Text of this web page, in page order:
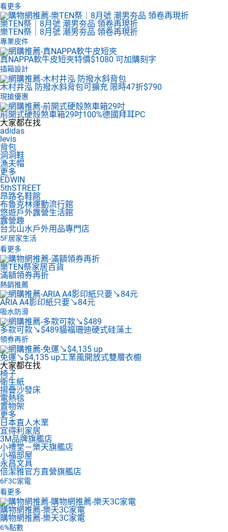
看更多
樂TEN祭｜8月號 潮男夯品 領卷再現折
樂TEN祭｜8月號 潮男夯品 領卷再現折
專業皮件
真NAPPA軟牛皮短夾特價$1080 可加購刻字
插箱設計
木村井泓 防撥水斜背包可擴充 限時47折$790
現搶優惠
前開式硬殼煞車箱29吋100%德國拜耳PC
大家都在找
adidas
levis
背包
洞洞鞋
漁夫帽
更多
EDWIN
5thSTREET
昂路名鞋館
布魯克林運動流行館
悠遊戶外露營生活館
露營趣
台北山水戶外用品專門店
5F居家生活
看更多
樂TEN祭家居百貨
滿額領券再折
熱銷推薦
ARIA A4影印紙只要↘84元
吸水防滑
多款可款↘$489貓福珊迪硬式硅藻土
領券再折
免運↘$4,135 up工業風開放式雙層衣櫥
大家都在找
椅子
衛生紙
摺疊沙發床
電熱毯
置物架
更多
日本直人木業
宜得利家居
3M品牌旗艦店
小禮堂－樂天旗艦店
小福部屋
永昌文具
倍潔雅官方直營旗艦店
6F3C家電
看更多
購物網推薦-樂天3C家電
購物網推薦-樂天3C家電
6%點數